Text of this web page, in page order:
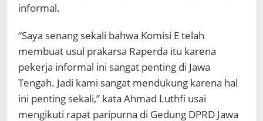
informal.
“Saya senang sekali bahwa Komisi E telah
membuat usul prakarsa Raperda itu karena
pekerja informal ini sangat penting di Jawa
Tengah. Jadi kami sangat mendukung karena hal
ini penting sekali,” kata Ahmad Luthfi usai
mengikuti rapat paripurna di Gedung DPRD Jawa